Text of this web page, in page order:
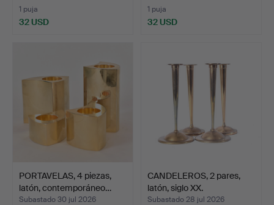
1 puja
32 USD
1 puja
32 USD
PORTAVELAS, 4 piezas,
latón, contemporáneo…
Subastado 30 jul 2026
CANDELEROS, 2 pares,
latón, siglo XX.
Subastado 28 jul 2026